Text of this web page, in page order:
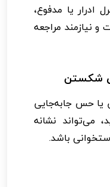
ادرار یا مدفوع،
نیازمند مراجعه
شکستن
حس جابه‌جایی
می‌تواند نشانه
باشد.